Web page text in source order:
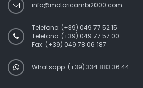
info@motoricambi2000.com
Telefono: (+39) 049 77 52 15
Telefono: (+39) 049 77 57 00
Fax: (+39) 049 78 06 187
Whatsapp: (+39) 334 883 36 44